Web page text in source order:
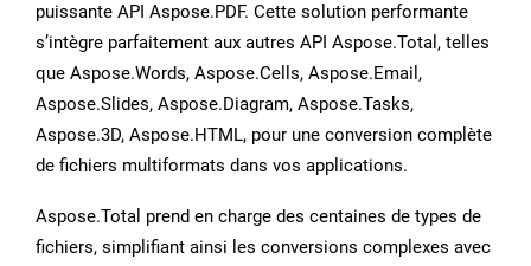
puissante API Aspose.PDF. Cette solution performante
s’intègre parfaitement aux autres API Aspose.Total, telles
que Aspose.Words, Aspose.Cells, Aspose.Email,
Aspose.Slides, Aspose.Diagram, Aspose.Tasks,
Aspose.3D, Aspose.HTML, pour une conversion complète
de fichiers multiformats dans vos applications.
Aspose.Total prend en charge des centaines de types de
fichiers, simplifiant ainsi les conversions complexes avec